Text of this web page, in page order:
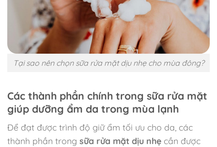
Tại sao nên chọn sữa rửa mặt dịu nhẹ cho mùa đông?
Các thành phần chính trong sữa rửa mặt
giúp dưỡng ẩm da trong mùa lạnh
Để đạt được trình độ giữ ẩm tối ưu cho da, các
thành phần trong sữa rửa mặt dịu nhẹ cần được